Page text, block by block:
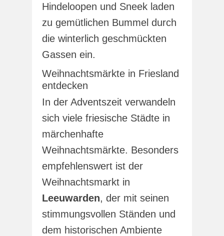
Hindeloopen und Sneek laden
zu gemütlichen Bummel durch
die winterlich geschmückten
Gassen ein.
Weihnachtsmärkte in Friesland
entdecken
In der Adventszeit verwandeln
sich viele friesische Städte in
märchenhafte
Weihnachtsmärkte. Besonders
empfehlenswert ist der
Weihnachtsmarkt in
Leeuwarden, der mit seinen
stimmungsvollen Ständen und
dem historischen Ambiente